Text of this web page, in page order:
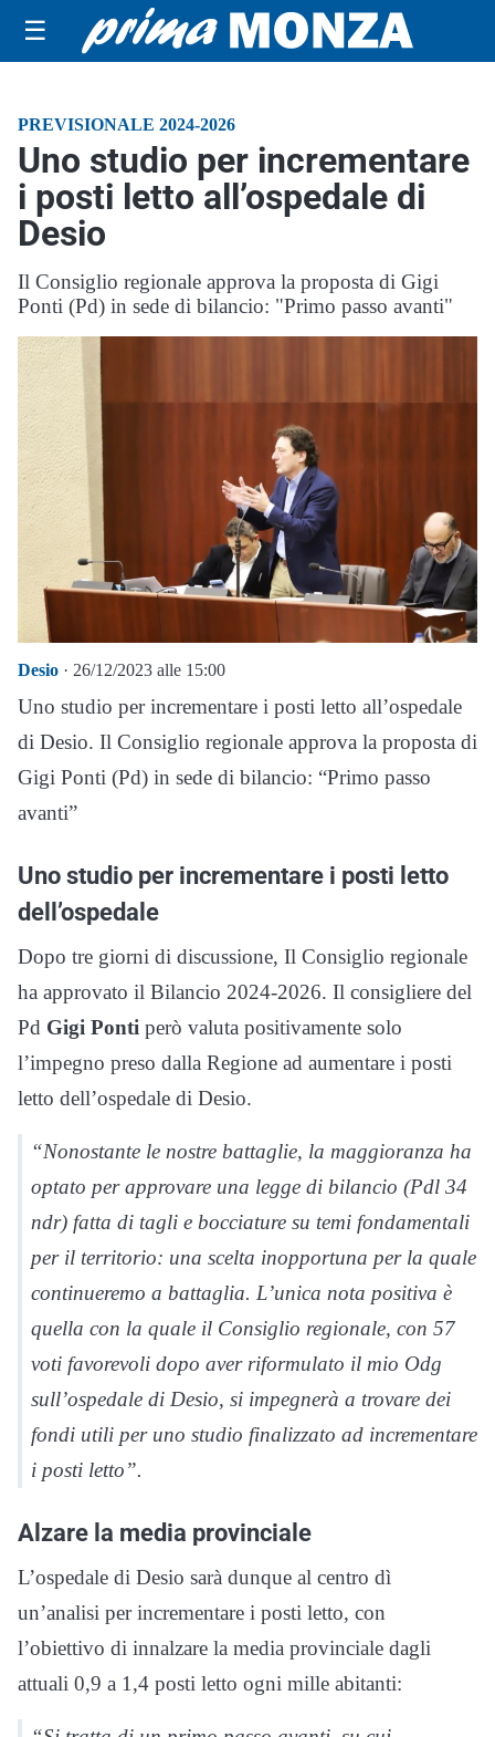
☰
PREVISIONALE 2024-2026
Uno studio per incrementare
i posti letto all’ospedale di
Desio
Il Consiglio regionale approva la proposta di Gigi
Ponti (Pd) in sede di bilancio: "Primo passo avanti"
Desio · 26/12/2023 alle 15:00
Uno studio per incrementare i posti letto all’ospedale
di Desio. Il Consiglio regionale approva la proposta di
Gigi Ponti (Pd) in sede di bilancio: “Primo passo
avanti”
Uno studio per incrementare i posti letto
dell’ospedale
Dopo tre giorni di discussione, Il Consiglio regionale
ha approvato il Bilancio 2024-2026. Il consigliere del
Pd Gigi Ponti però valuta positivamente solo
l’impegno preso dalla Regione ad aumentare i posti
letto dell’ospedale di Desio.
“Nonostante le nostre battaglie, la maggioranza ha
optato per approvare una legge di bilancio (Pdl 34
ndr) fatta di tagli e bocciature su temi fondamentali
per il territorio: una scelta inopportuna per la quale
continueremo a battaglia. L’unica nota positiva è
quella con la quale il Consiglio regionale, con 57
voti favorevoli dopo aver riformulato il mio Odg
sull’ospedale di Desio, si impegnerà a trovare dei
fondi utili per uno studio finalizzato ad incrementare
i posti letto”.
Alzare la media provinciale
L’ospedale di Desio sarà dunque al centro dì
un’analisi per incrementare i posti letto, con
l’obiettivo di innalzare la media provinciale dagli
attuali 0,9 a 1,4 posti letto ogni mille abitanti: